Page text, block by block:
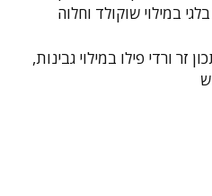
במילוי שוקולד וחלוה
זר ורדי פילו במילוי גבינות,